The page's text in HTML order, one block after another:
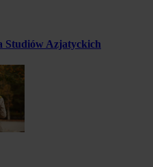
Studiów Azjatyckich